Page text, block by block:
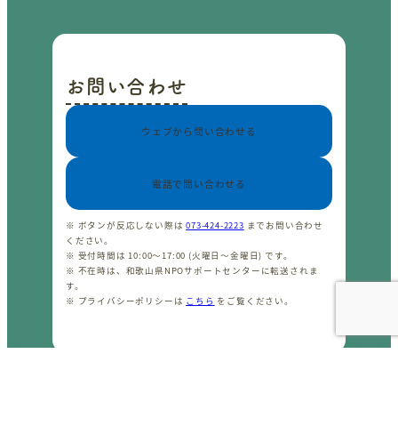
お問い合わせ
ウェブから問い合わせる
電話で問い合わせる
※ ボタンが反応しない際は073-424-2223 までお問い合わせ
ください。
※ 受付時間は 10:00〜17:00 (火曜日〜金曜日) です。
※ 不在時は、和歌山県NPOサポートセンターに転送されま
す。
※ プライバシーポリシーは こちら をご覧ください。